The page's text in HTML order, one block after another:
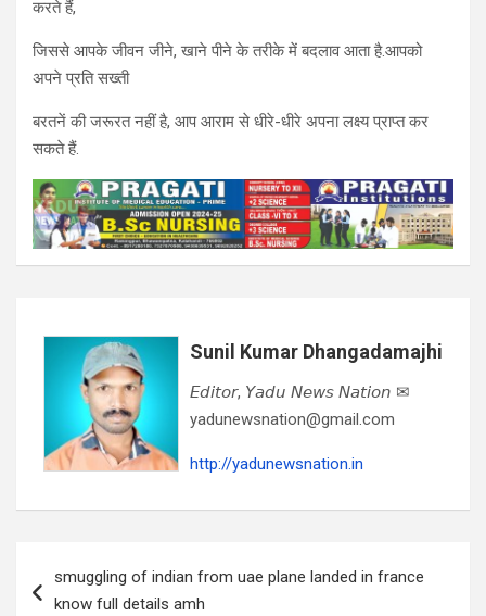
करते हैं,
जिससे आपके जीवन जीने, खाने पीने के तरीके में बदलाव आता है.आपको
अपने प्रति सख्ती
बरतनें की जरूरत नहीं है, आप आराम से धीरे-धीरे अपना लक्ष्य प्राप्त कर
सकते हैं.
Sunil Kumar Dhangadamajhi
𝘌𝘥𝘪𝘵𝘰𝘳, 𝘠𝘢𝘥𝘶 𝘕𝘦𝘸𝘴 𝘕𝘢𝘵𝘪𝘰𝘯 ✉
yadunewsnation@gmail.com
http://yadunewsnation.in
navigation
smuggling of indian from uae plane landed in france
know full details amh